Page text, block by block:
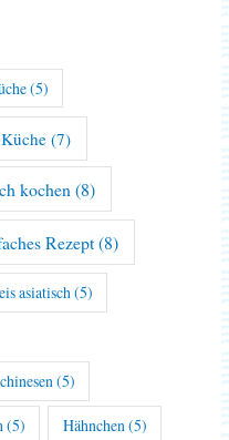
(5)
(7)
kochen (8)
Rezept(8)
asiatisch(5)
(5)
(5) Hähnchen (5)